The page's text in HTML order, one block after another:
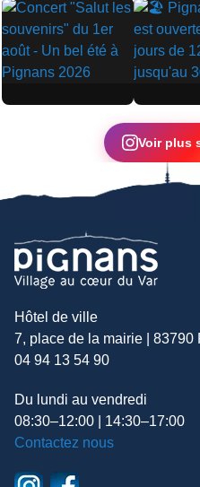
▶ ▶
Voir plus
Hôtel de ville
7, place de la mairie | 83790
04 94 13 54 90
Du lundi au vendredi
08:30–12:00 | 14:30–17:00
Contactez nous